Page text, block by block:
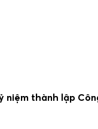
niệm thành lập